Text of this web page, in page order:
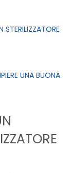
STERILIZZATORE
UNA BUONA